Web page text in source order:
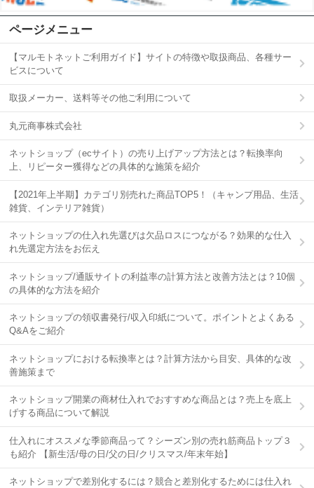
ページメニュー
【マルモトネットご利用ガイド】サイトの特徴や取扱商品、各種サー
ビスについて
取扱メーカー、送料等その他ご利用について
丸元商事株式会社
ネットショップ（ecサイト）の売り上げアップ方法とは？転換率向
上、リピーター獲得などの具体的な施策を紹介
【2021年上半期】カテゴリ別売れた商品TOP5！（キャンプ用品、生活
雑貨、インテリア雑貨）
ネットショップの仕入れ先選びは欠品ロスにつながる？効果的な仕入
れ先選定方法をお伝え
ネットショップ/通販サイトの利益率の計算方法と改善方法とは？10個
の具体的な方法を紹介
ネットショップの領収書発行/収入印紙について。ポイントとよくある
Q&Aをご紹介
ネットショップにおける転換率とは？計算方法から目安、具体的な改
善施策まで
ネットショップ開業の商材仕入れでおすすめな商品とは？売上を底上
げする商品について解説
仕入れにオススメな季節商品って？シーズン別の売れ筋商品トップ３
も紹介 【新生活/母の日/父の日/クリスマス/年末年始】
ネットショップで差別化するには？競合と差別化するためには仕入れ